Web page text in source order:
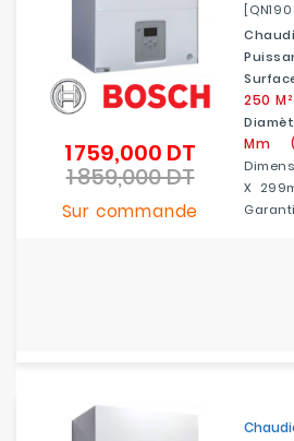
250 M²
Mm
X
1 759,000 DT
1 859,000 DTPrix
Sur commande